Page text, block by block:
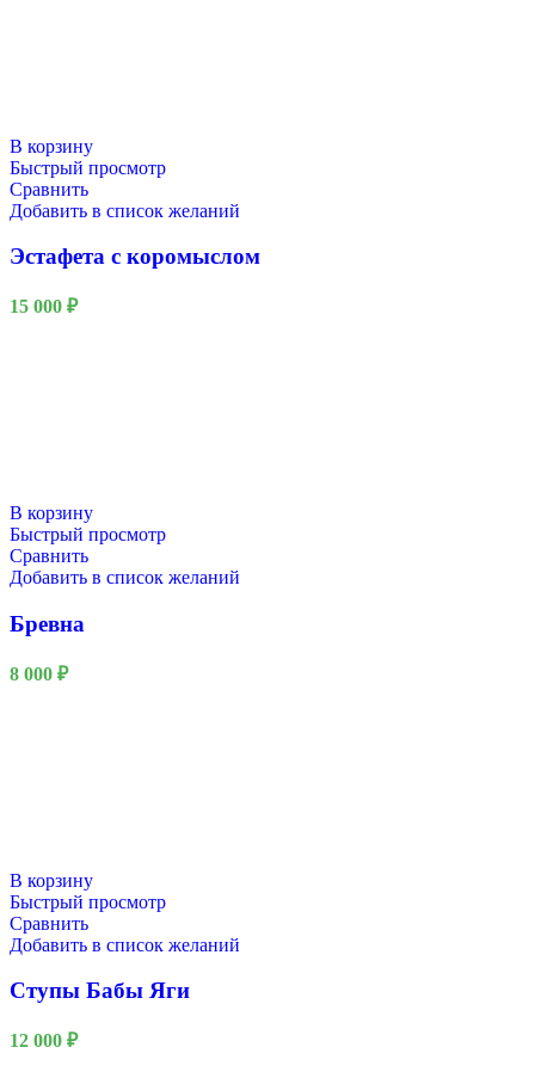
В корзину
Быстрый просмотр
Сравнить
Добавить в список желаний
Эстафета с коромыслом
15 000 ₽
В корзину
Быстрый просмотр
Сравнить
Добавить в список желаний
Бревна
8 000 ₽
В корзину
Быстрый просмотр
Сравнить
Добавить в список желаний
Ступы Бабы Яги
12 000 ₽